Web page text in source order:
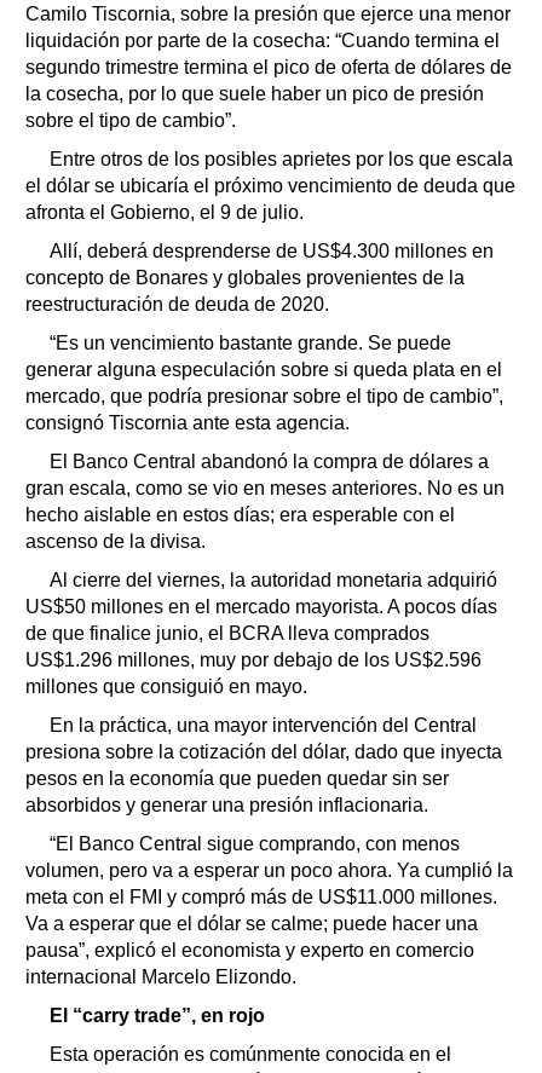
Camilo Tiscornia, sobre la presión que ejerce una menor
liquidación por parte de la cosecha: “Cuando termina el
segundo trimestre termina el pico de oferta de dólares de
la cosecha, por lo que suele haber un pico de presión
sobre el tipo de cambio”.
Entre otros de los posibles aprietes por los que escala
el dólar se ubicaría el próximo vencimiento de deuda que
afronta el Gobierno, el 9 de julio.
Allí, deberá desprenderse de US$4.300 millones en
concepto de Bonares y globales provenientes de la
reestructuración de deuda de 2020.
“Es un vencimiento bastante grande. Se puede
generar alguna especulación sobre si queda plata en el
mercado, que podría presionar sobre el tipo de cambio”,
consignó Tiscornia ante esta agencia.
El Banco Central abandonó la compra de dólares a
gran escala, como se vio en meses anteriores. No es un
hecho aislable en estos días; era esperable con el
ascenso de la divisa.
Al cierre del viernes, la autoridad monetaria adquirió
US$50 millones en el mercado mayorista. A pocos días
de que finalice junio, el BCRA lleva comprados
US$1.296 millones, muy por debajo de los US$2.596
millones que consiguió en mayo.
En la práctica, una mayor intervención del Central
presiona sobre la cotización del dólar, dado que inyecta
pesos en la economía que pueden quedar sin ser
absorbidos y generar una presión inflacionaria.
“El Banco Central sigue comprando, con menos
volumen, pero va a esperar un poco ahora. Ya cumplió la
meta con el FMI y compró más de US$11.000 millones.
Va a esperar que el dólar se calme; puede hacer una
pausa”, explicó el economista y experto en comercio
internacional Marcelo Elizondo.
El “carry trade”, en rojo
Esta operación es comúnmente conocida en el